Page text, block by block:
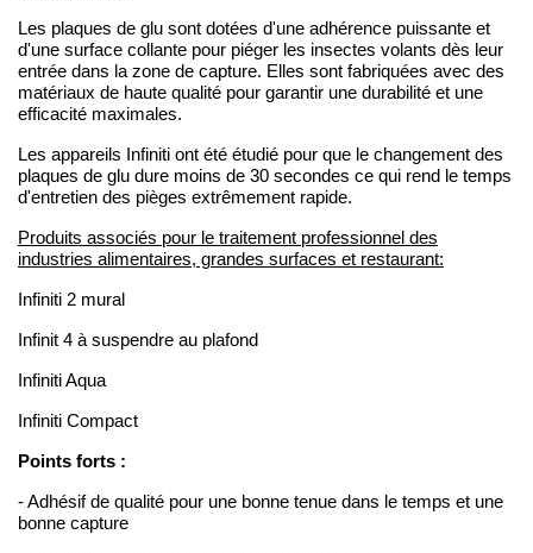
Les plaques de glu sont dotées d'une adhérence puissante et
d'une surface collante pour piéger les insectes volants dès leur
entrée dans la zone de capture. Elles sont fabriquées avec des
matériaux de haute qualité pour garantir une durabilité et une
efficacité maximales.
Les appareils Infiniti ont été étudié pour que le changement des
plaques de glu dure moins de 30 secondes ce qui rend le temps
d'entretien des pièges extrêmement rapide.
Produits associés pour le traitement professionnel des
industries alimentaires, grandes surfaces et restaurant:
Infiniti 2 mural
Infinit 4 à suspendre au plafond
Infiniti Aqua
Infiniti Compact
Points forts :
- Adhésif de qualité pour une bonne tenue dans le temps et une
bonne capture